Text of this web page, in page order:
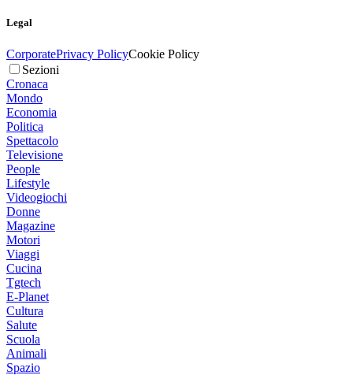
Legal
CorporatePrivacy PolicyCookie Policy
Sezioni
Cronaca
Mondo
Economia
Politica
Spettacolo
Televisione
People
Lifestyle
Videogiochi
Donne
Magazine
Motori
Viaggi
Cucina
Tgtech
E-Planet
Cultura
Salute
Scuola
Animali
Spazio